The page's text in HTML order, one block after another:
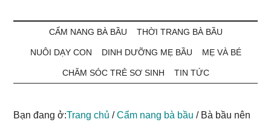
Bà
Bầu
Cần
Biết
bé
CẨM NANG BÀ BẦU THỜI TRANG BÀ BẦU
NUÔI DẠY CON DINH DƯỠNG MẸ BẦU MẸ VÀ BÉ
CHĂM SÓC TRẺ SƠ SINH TIN TỨC
Bạn đang ở:Trang chủ / Cẩm nang bà bầu /Bà bầu nên